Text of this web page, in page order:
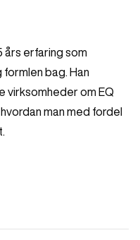
års erfaring som
bag. Han
om EQ
man med fordel